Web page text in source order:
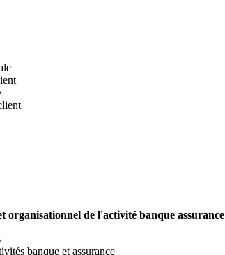
de l'activité banque assurance
banque et assurance